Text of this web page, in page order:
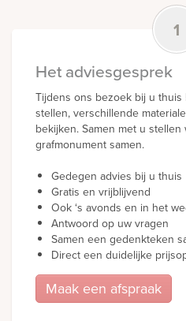
1
Het adviesgesprek
Tijdens ons bezoek bij u
stellen, verschillende
bekijken. Samen met u
grafmonument samen.
Gedegen advies bij u thuis
Gratis en vrijblijvend
Ook ‘s avonds en in het
Antwoord op uw vragen
Samen een gedenkteken
Direct een duidelijke
Maak een afspraak